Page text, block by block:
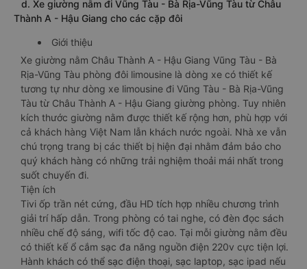
d. Xe giường nằm đi Vũng Tàu - Bà Rịa-Vũng Tàu từ Châu
Thành A - Hậu Giang cho các cặp đôi
Giới thiệu
Xe giường nằm Châu Thành A - Hậu Giang Vũng Tàu - Bà
Rịa-Vũng Tàu phòng đôi limousine là dòng xe có thiết kế
tương tự như dòng xe limousine đi Vũng Tàu - Bà Rịa-Vũng
Tàu từ Châu Thành A - Hậu Giang giường phòng. Tuy nhiên
kích thước giường nằm được thiết kế rộng hơn, phù hợp với
cả khách hàng Việt Nam lẫn khách nước ngoài. Nhà xe vẫn
chú trọng trang bị các thiết bị hiện đại nhằm đảm bảo cho
quý khách hàng có những trải nghiệm thoải mái nhất trong
suốt chuyến đi.
Tiện ích
Tivi ốp trần nét cứng, đầu HD tích hợp nhiều chương trình
giải trí hấp dẫn. Trong phòng có tai nghe, có đèn đọc sách
nhiều chế độ sáng, wifi tốc độ cao. Tại mỗi giường nằm đều
có thiết kế ổ cắm sạc đa năng nguồn điện 220v cực tiện lợi.
Hành khách có thể sạc điện thoại, sạc laptop, sạc ipad nếu